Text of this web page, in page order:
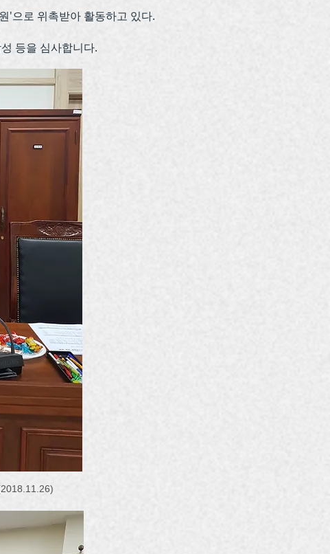
'으로 위촉받아 활동하고 있다.
등을 심사합니다.